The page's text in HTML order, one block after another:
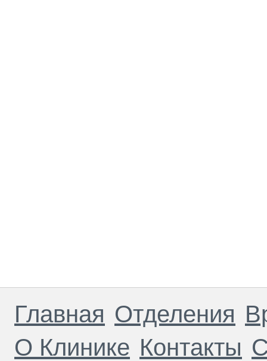
Главная Отделения
О Клинике Контакты